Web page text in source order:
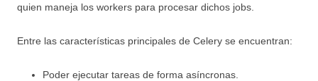
quien maneja los workers para procesar dichos jobs.
Entre las características principales de Celery se encuentran:
Poder ejecutar tareas de forma asíncronas.